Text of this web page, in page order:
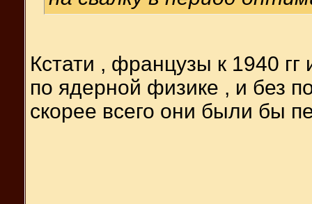
Кстати , французы к 1940
по ядерной физике , и без
скорее всего они были бы